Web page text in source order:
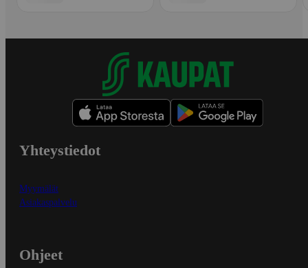
Yhteystiedot
Myymälät
Asiakaspalvelu
Ohjeet